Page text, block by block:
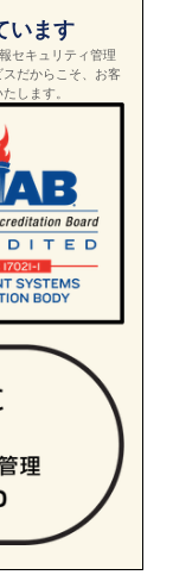
います
セキュリティ管理
だからこそ、お客
します。